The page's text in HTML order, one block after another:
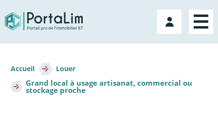
directement
au
contenu
Mon
compte
d'Ariane
Accueil Louer
Grand local à usage artisanat, commercial ou
stockage proche